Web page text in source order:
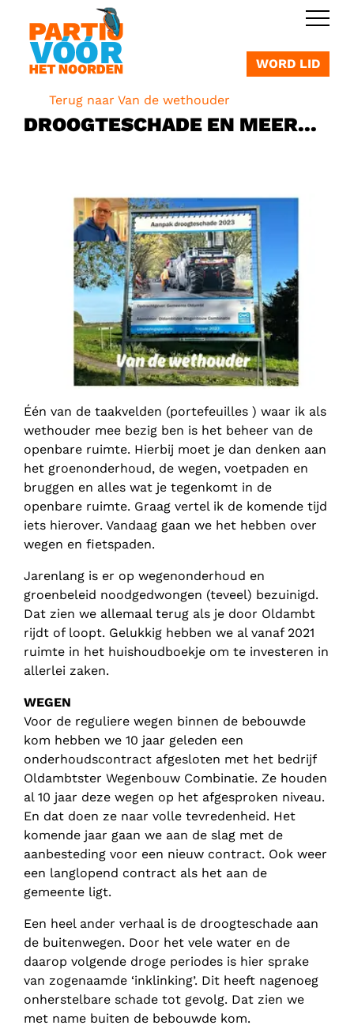
WORD LID
Terug naar Van de wethouder
DROOGTESCHADE EN MEER...
Één van de taakvelden (portefeuilles ) waar ik als
wethouder mee bezig ben is het beheer van de
openbare ruimte. Hierbij moet je dan denken aan
het groenonderhoud, de wegen, voetpaden en
bruggen en alles wat je tegenkomt in de
openbare ruimte. Graag vertel ik de komende tijd
iets hierover. Vandaag gaan we het hebben over
wegen en fietspaden.
Jarenlang is er op wegenonderhoud en
groenbeleid noodgedwongen (teveel) bezuinigd.
Dat zien we allemaal terug als je door Oldambt
rijdt of loopt. Gelukkig hebben we al vanaf 2021
ruimte in het huishoudboekje om te investeren in
allerlei zaken.
WEGEN
Voor de reguliere wegen binnen de bebouwde
kom hebben we 10 jaar geleden een
onderhoudscontract afgesloten met het bedrijf
Oldambtster Wegenbouw Combinatie. Ze houden
al 10 jaar deze wegen op het afgesproken niveau.
En dat doen ze naar volle tevredenheid. Het
komende jaar gaan we aan de slag met de
aanbesteding voor een nieuw contract. Ook weer
een langlopend contract als het aan de
gemeente ligt.
Een heel ander verhaal is de droogteschade aan
de buitenwegen. Door het vele water en de
daarop volgende droge periodes is hier sprake
van zogenaamde ‘inklinking’. Dit heeft nagenoeg
onherstelbare schade tot gevolg. Dat zien we
met name buiten de bebouwde kom.